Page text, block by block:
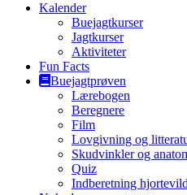
Kalender
Buejagtkurser
Jagtkurser
Aktiviteter
Fun Facts
Buejagtprøven
Lærebogen
Beregnere
Film
Lovgivning og
Skudvinkler og
Quiz
Indberetning